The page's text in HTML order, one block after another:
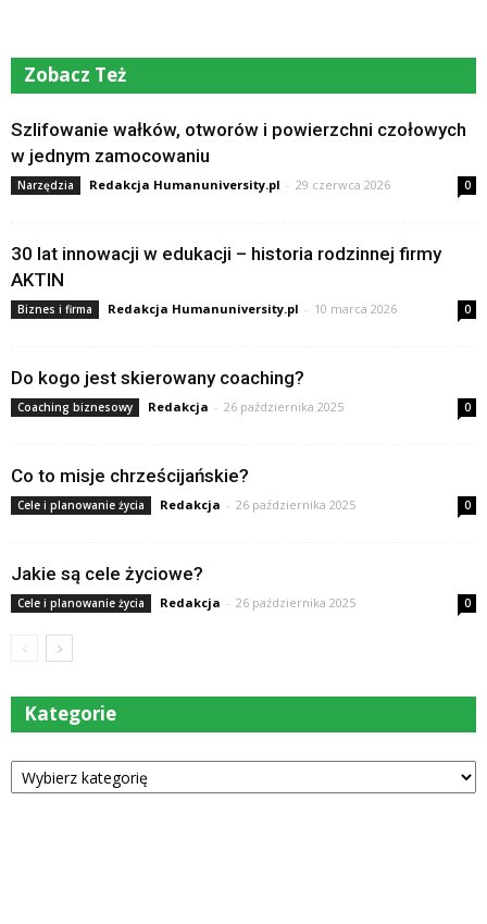
Zobacz Też
Szlifowanie wałków, otworów i powierzchni czołowych
w jednym zamocowaniu
Narzędzia Redakcja Humanuniversity.pl - 29 czerwca 2026 0
30 lat innowacji w edukacji – historia rodzinnej firmy
AKTIN
Biznes i firma Redakcja Humanuniversity.pl - 10 marca 2026 0
Do kogo jest skierowany coaching?
Coaching biznesowy Redakcja - 26 października 2025 0
Co to misje chrześcijańskie?
Cele i planowanie życia Redakcja - 26 października 2025 0
Jakie są cele życiowe?
Cele i planowanie życia Redakcja - 26 października 2025 0
Kategorie
Kategorie